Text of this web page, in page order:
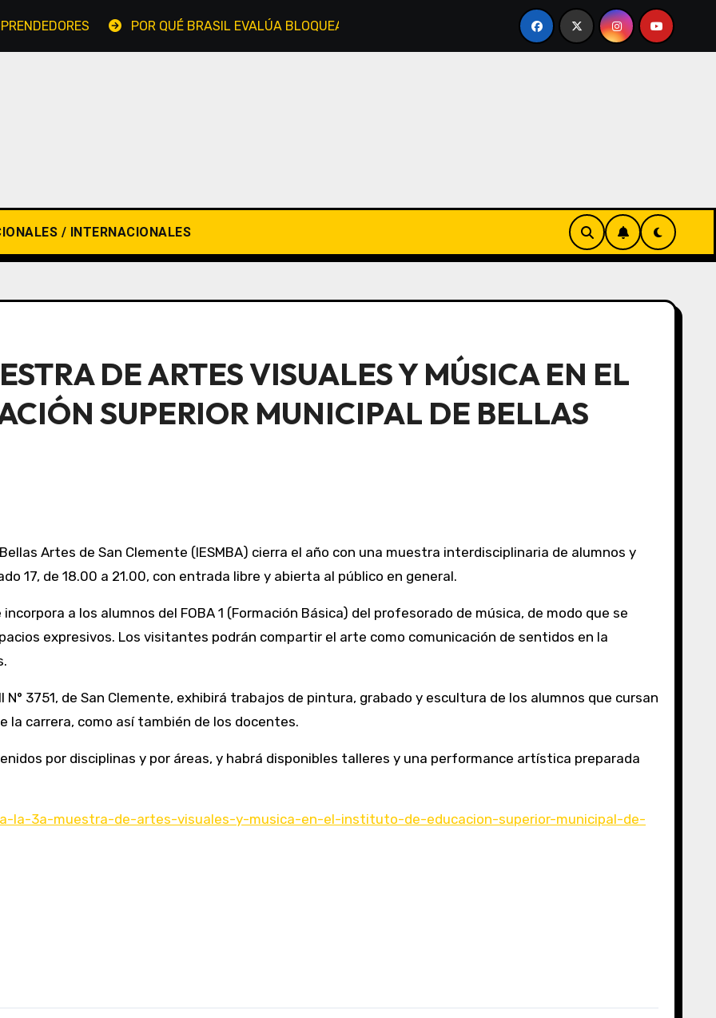
POR QUÉ BRASIL EVALÚA BLOQUEAR LA APLICACIÓN DISCORD TRAS UN CASO QUE CONMOCIONÓ AL
/ INTERNACIONALES
DE ARTES VISUALES Y MÚSICA EN EL
SUPERIOR MUNICIPAL DE BELLAS
17, de 18.00 a 21.00, con entrada libre y abierta al público en general.
a los alumnos del FOBA 1 (Formación Básica) del profesorado de música, de modo que se
expresivos. Los visitantes podrán compartir el arte como comunicación de sentidos en la
3751, de San Clemente, exhibirá trabajos de pintura, grabado y escultura de los alumnos que cursan
la carrera, como así también de los docentes.
por disciplinas y por áreas, y habrá disponibles talleres y una performance artística preparada
la-3a-muestra-de-artes-visuales-y-musica-en-el-instituto-de-educacion-superior-municipal-de-